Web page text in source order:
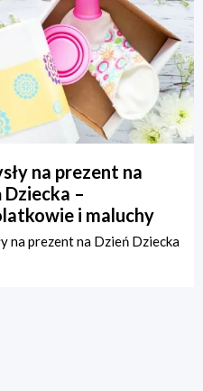
na prezent na
Dziecka –
i maluchy
na prezent na Dzień Dziecka